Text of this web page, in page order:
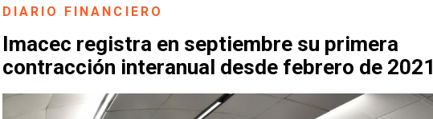
DIARIO FINANCIERO
Imacec registra en septiembre su primera
contracción interanual desde febrero de 2021